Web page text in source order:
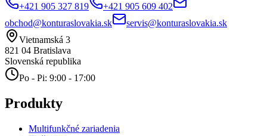
+421 905 327 819
+421 905 609 402
obchod@konturaslovakia.sk
servis@konturaslovakia.sk
Vietnamská 3
821 04 Bratislava
Slovenská republika
Po - Pi: 9:00 - 17:00
Produkty
Multifunkčné zariadenia